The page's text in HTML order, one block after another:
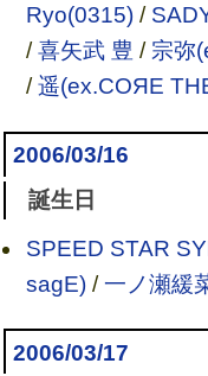
Ryo(0315)/
/喜矢武 豊 / 宗弥
/遥(ex.COЯE
2006/03/16
誕生日
SPEED STAR
sagE)/一ノ瀬緩
2006/03/17